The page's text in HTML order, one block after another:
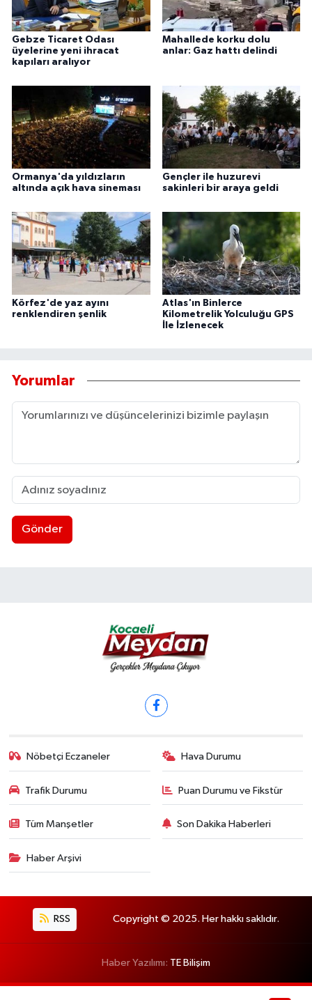
Gebze Ticaret Odası
üyelerine yeni ihracat
kapıları aralıyor
Mahallede korku dolu
anlar: Gaz hattı delindi
Ormanya'da yıldızların
altında açık hava sineması
Gençler ile huzurevi
sakinleri bir araya geldi
Körfez'de yaz ayını
renklendiren şenlik
Atlas'ın Binlerce
Kilometrelik Yolculuğu GPS
İle İzlenecek
Yorumlar
Gönder
Nöbetçi Eczaneler Hava Durumu
Trafik Durumu Puan Durumu ve Fikstür
Tüm Manşetler Son Dakika Haberleri
Haber Arşivi
RSS Copyright © 2025. Her hakkı saklıdır.
Haber Yazılımı: TE Bilişim